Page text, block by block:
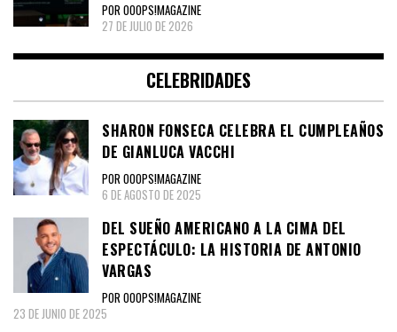
POR OOOPS!MAGAZINE
27 DE JULIO DE 2026
CELEBRIDADES
SHARON FONSECA CELEBRA EL CUMPLEAÑOS
DE GIANLUCA VACCHI
POR OOOPS!MAGAZINE
6 DE AGOSTO DE 2025
DEL SUEÑO AMERICANO A LA CIMA DEL
ESPECTÁCULO: LA HISTORIA DE ANTONIO
VARGAS
POR OOOPS!MAGAZINE
23 DE JUNIO DE 2025